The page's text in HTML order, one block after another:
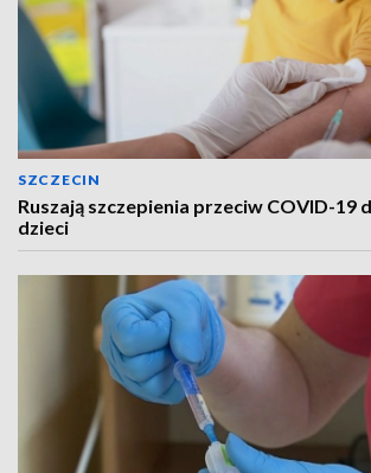
SZCZECIN
Ruszają szczepienia przeciw COVID-19
dzieci